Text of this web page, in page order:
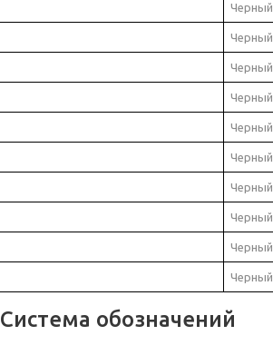
Черный
Черный
Черный
Черный
Черный
Черный
Черный
Черный
Черный
Черный
Система обозначений